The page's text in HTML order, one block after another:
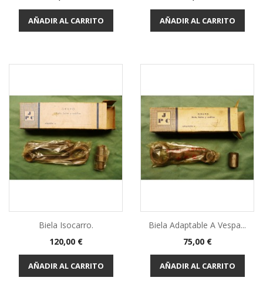
AÑADIR AL CARRITO AÑADIR AL CARRITO
Biela Isocarro.
Precio
120,00 €
AÑADIR AL CARRITO
Biela Adaptable A Vespa...
Precio
75,00 €
AÑADIR AL CARRITO